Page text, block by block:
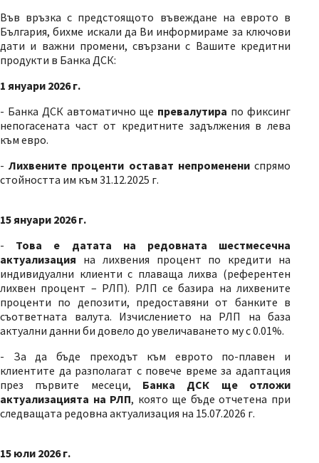
Във връзка с предстоящото въвеждане на еврото в
България, бихме искали да Ви информираме за ключови
дати и важни промени, свързани с Вашите кредитни
продукти в Банка ДСК:
1 януари 2026 г.
- Банка ДСК автоматично ще превалутира по фиксинг
непогасената част от кредитните задължения в лева
към евро.
-Лихвените проценти остават непроменениспрямо
стойността им към 31.12.2025 г.
15 януари 2026 г.
- Това е датата на редовната шестмесечна
актуализация на лихвения процент по кредити на
индивидуални клиенти с плаваща лихва (референтен
лихвен процент – РЛП). РЛП се базира на лихвените
проценти по депозити, предоставяни от банките в
съответната валута. Изчислението на РЛП на база
актуални данни би довело до увеличаването му с 0.01%.
- За да бъде преходът към еврото по-плавен и
клиентите да разполагат с повече време за адаптация
през първите месеци, Банка ДСК ще отложи
актуализацията на РЛП, която ще бъде отчетена при
следващата редовна актуализация на 15.07.2026 г.
15 юли 2026 г.